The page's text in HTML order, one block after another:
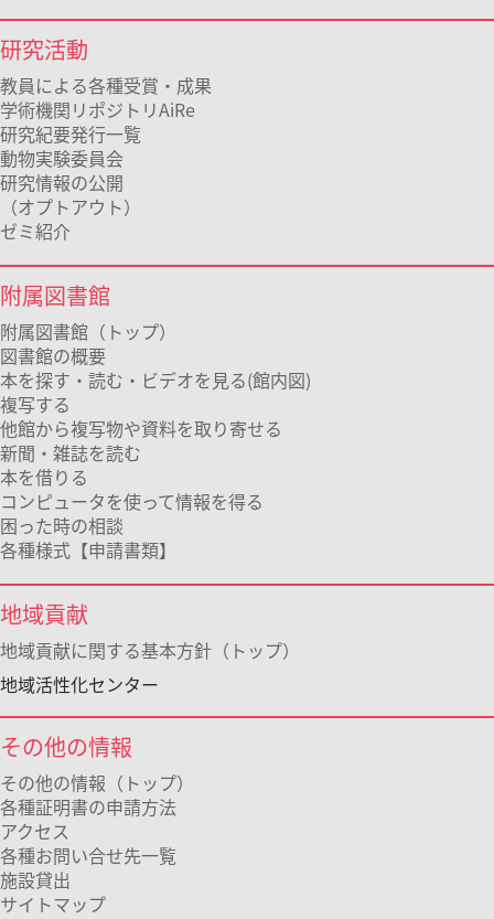
研究活動
教員による各種受賞・成果
学術機関リポジトリAiRe
研究紀要発行一覧
動物実験委員会
研究情報の公開
（オプトアウト）
ゼミ紹介
附属図書館
附属図書館（トップ）
図書館の概要
本を探す・読む・ビデオを見る(館内図)
複写する
他館から複写物や資料を取り寄せる
新聞・雑誌を読む
本を借りる
コンピュータを使って情報を得る
困った時の相談
各種様式【申請書類】
地域貢献
地域貢献に関する基本方針（トップ）
地域活性化センター
その他の情報
その他の情報（トップ）
各種証明書の申請方法
アクセス
各種お問い合せ先一覧
施設貸出
サイトマップ